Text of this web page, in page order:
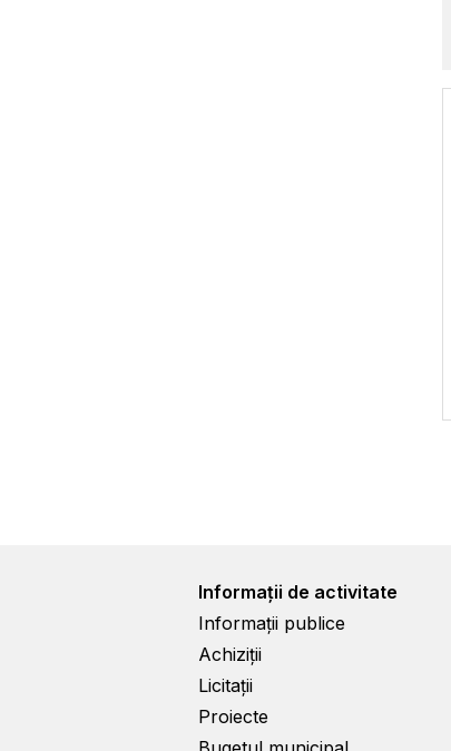
Informații de activitate
Informații publice
Achiziții
Licitații
Proiecte